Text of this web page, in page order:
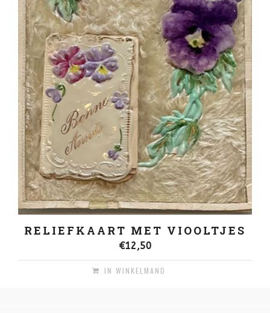
RELIEFKAART MET VIOOLTJES
€12,50
IN WINKELMAND